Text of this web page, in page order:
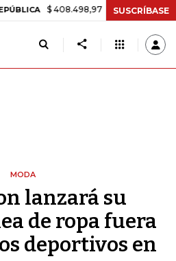
$ 408.498,97 +$ 8.753,81 +2,19%
SUSCRÍBASE
MODA
lanzará su
de ropa fuera
deportivos en